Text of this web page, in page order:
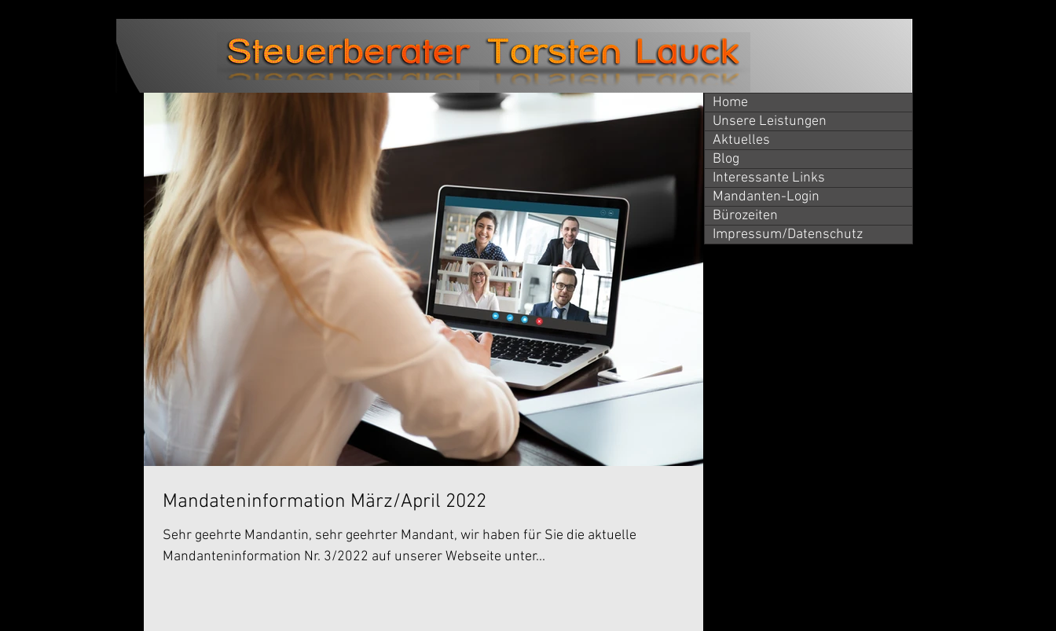
Mandateninformation März/April 2022
Sehr geehrte Mandantin, sehr geehrter Mandant, wir haben für Sie die aktuelle
Mandanteninformation Nr. 3/2022 auf unserer Webseite unter...
Home
Unsere Leistungen
Aktuelles
Blog
Interessante Links
Mandanten-Login
Bürozeiten
Impressum/Datenschutz